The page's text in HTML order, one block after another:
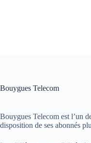
Bouygues Telecom
Bouygues Telecom est l’un
disposition de ses abonnés